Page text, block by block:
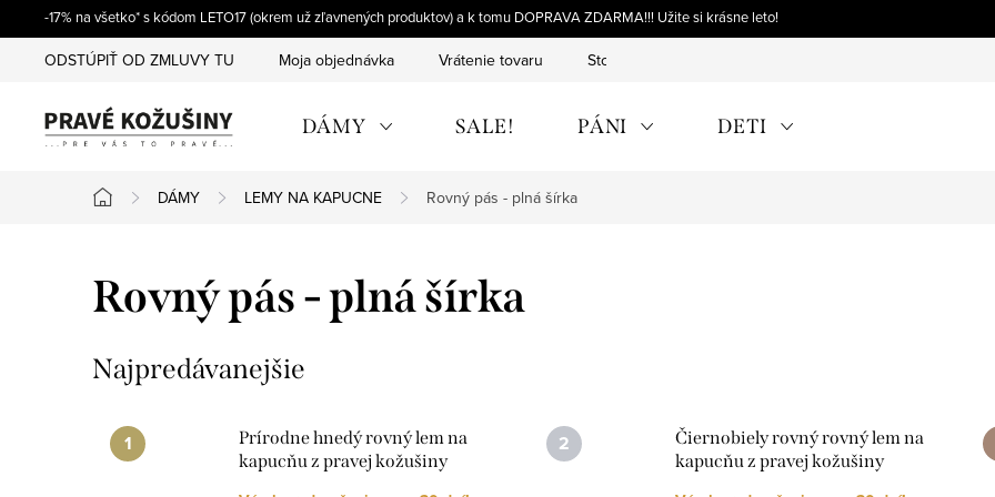
na
obsah
-17% na všetko* s kódom LETO17 (okrem už zľavnených produktov) a k tomu DOPRAVA ZDARMA!!! Užite si krásne leto!
ODSTÚPIŤ OD ZMLUVY TU Moja objednávka Vrátenie tovaru Storno objednávky
DÁMY SALE! PÁNI DETI
Domov
DÁMY LEMY NA KAPUCNE Rovný pás - plná šírka
Rovný pás - plná šírka
Najpredávanejšie
Prírodne hnedý rovný lem na
kapucňu z pravej kožušiny
Čiernobiely rovný rovný lem na
kapucňu z pravej kožušiny